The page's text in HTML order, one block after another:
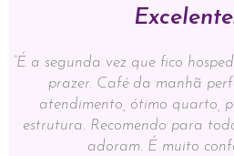
“É a segunda vez que fico
prazer. Café da manhã
atendimento, ótimo quarto,
estrutura. Recomendo para
adoram. É muito